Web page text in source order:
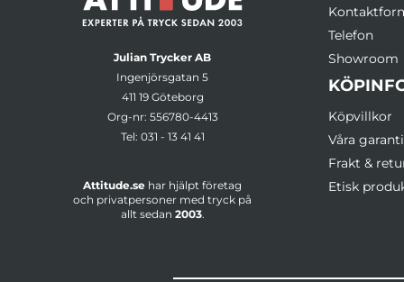
Julian Trycker AB
Ingenjörsgatan 5
411 19 Göteborg
Org-nr: 556780-4413
Tel: 031 - 13 41 41
Attitude.se har hjälpt företag
och privatpersoner med tryck på
allt sedan 2003.
Telefon
Showroom
Köpvillkor
Våra
Frakt &
Etisk